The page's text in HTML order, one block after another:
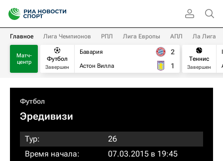
Главное Лига Чемпионов РПЛ Лига Европы АПЛ Ла Лига
Матч-
центр
Футбол
Завершен
Бавария
Астон Вилла
2
1
Теннис
Завершен
Футбол
Эредивизи
Тур:
26
Время начала:
07.03.2015 в 19:45